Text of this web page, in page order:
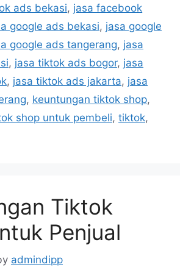
ads bekasi, jasa facebook
google ads bekasi, jasa google
google ads tangerang, jasa
, jasa tiktok ads bogor, jasa
, jasa tiktok ads jakarta, jasa
, keuntungan tiktok shop,
shop untuk pembeli, tiktok,
Tiktok
Penjual
admindipp